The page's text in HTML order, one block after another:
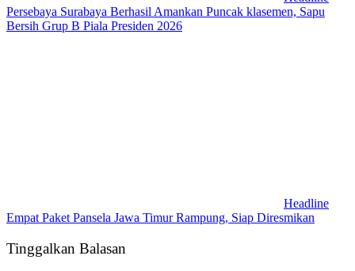
Persebaya Surabaya Berhasil Amankan Puncak klasemen, Sapu
Bersih Grup B Piala Presiden 2026
Headline
Empat Paket Pansela Jawa Timur Rampung, Siap Diresmikan
Tinggalkan Balasan